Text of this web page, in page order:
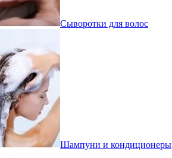
Сыворотки для волос
Шампуни и кондиционеры